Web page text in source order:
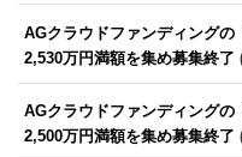
AGクラウドファンディングの
2,530万円満額を集め募集終了
AGクラウドファンディングの
2,500万円満額を集め募集終了